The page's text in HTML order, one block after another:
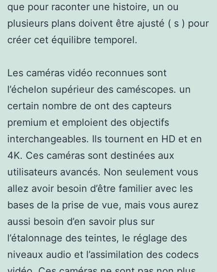
que pour raconter une histoire, un ou
plusieurs plans doivent être ajusté ( s ) pour
créer cet équilibre temporel.
Les caméras vidéo reconnues sont
l’échelon supérieur des caméscopes. un
certain nombre de ont des capteurs
premium et emploient des objectifs
interchangeables. Ils tournent en HD et en
4K. Ces caméras sont destinées aux
utilisateurs avancés. Non seulement vous
allez avoir besoin d’être familier avec les
bases de la prise de vue, mais vous aurez
aussi besoin d’en savoir plus sur
l’étalonnage des teintes, le réglage des
niveaux audio et l’assimilation des codecs